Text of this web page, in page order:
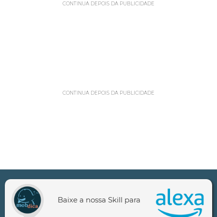
CONTINUA DEPOIS DA PUBLICIDADE
CONTINUA DEPOIS DA PUBLICIDADE
Baixe a nossa Skill para